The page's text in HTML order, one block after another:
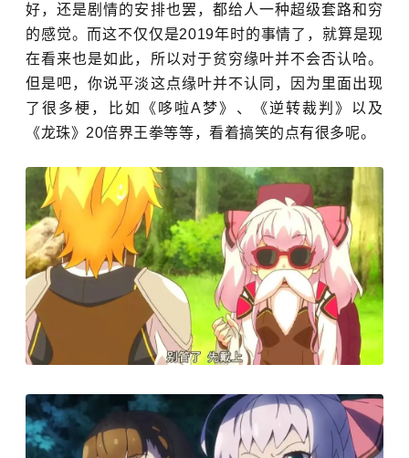
好，还是剧情的安排也罢，都给人一种超级套路和穷
的感觉。而这不仅仅是2019年时的事情了，就算是现
在看来也是如此，所以对于贫穷缘叶并不会否认哈。
但是吧，你说平淡这点缘叶并不认同，因为里面出现
了很多梗，比如《哆啦A梦》、《逆转裁判》以及
《龙珠》20倍界王拳等等，看着搞笑的点有很多呢。